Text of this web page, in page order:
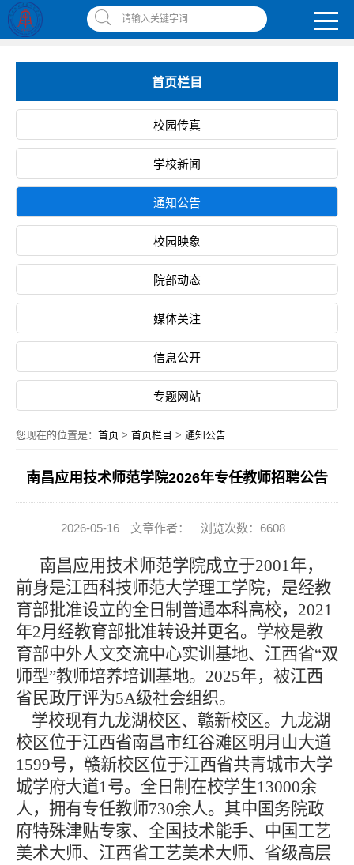
南昌应用技术师范学院，助你圆梦!
| 网上缴费平台 违反师德师风举报信箱
请输入关键字词
首页栏目
校园传真
学校新闻
通知公告
校园映象
院部动态
媒体关注
信息公开
专题网站
您现在的位置是： 首页 > 首页栏目 > 通知公告
南昌应用技术师范学院2026年专任教师招聘公告
2026-05-16 文章作者： 浏览次数：6608
南昌应用技术师范学院成立于2001年，
前身是江西科技师范大学理工学院，是经教
育部批准设立的全日制普通本科高校，2021
年2月经教育部批准转设并更名。学校是教
育部中外人文交流中心实训基地、江西省“双
师型”教师培养培训基地。2025年，被江西
省民政厅评为5A级社会组织。
学校现有九龙湖校区、赣新校区。九龙湖
校区位于江西省南昌市红谷滩区明月山大道
1599号，赣新校区位于江西省共青城市大学
城学府大道1号。全日制在校学生13000余
人，拥有专任教师730余人。其中国务院政
府特殊津贴专家、全国技术能手、中国工艺
美术大师、江西省工艺美术大师、省级高层